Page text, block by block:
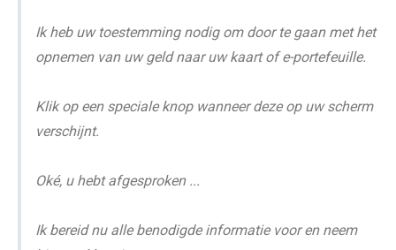
Ik heb uw toestemming nodig om door te gaan met het
opnemen van uw geld naar uw kaart of e-portefeuille.
Klik op een speciale knop wanneer deze op uw scherm
verschijnt.
Oké, u hebt afgesproken ...
Ik bereid nu alle benodigde informatie voor en neem